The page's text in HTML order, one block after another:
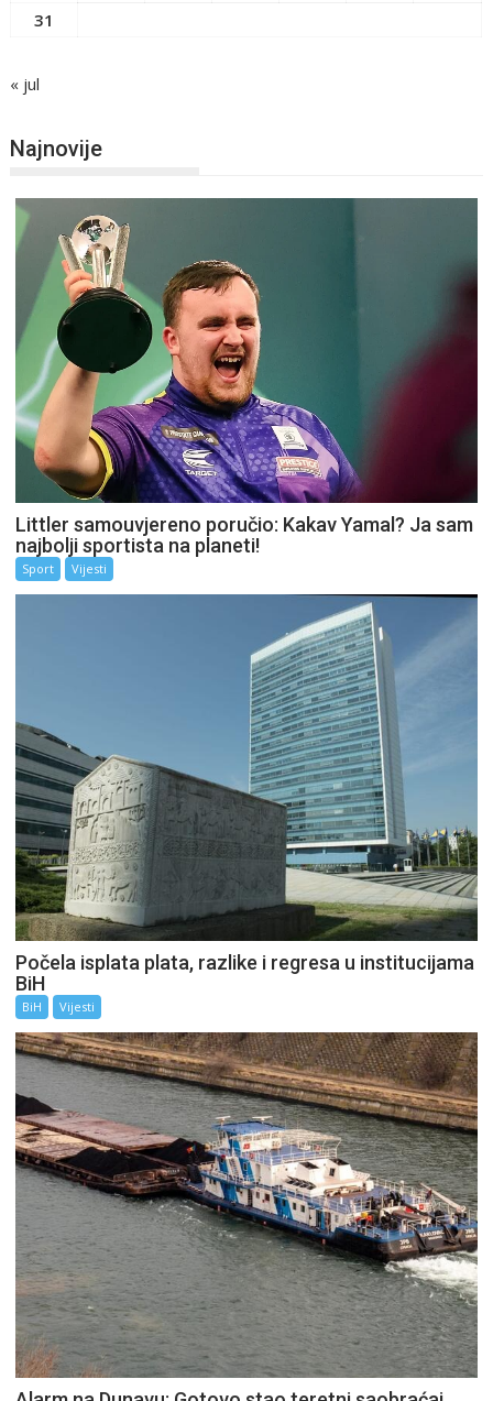
31
« jul
Najnovije
Littler samouvjereno poručio: Kakav Yamal? Ja sam
najbolji sportista na planeti!
Sport Vijesti
Počela isplata plata, razlike i regresa u institucijama
BiH
BiH Vijesti